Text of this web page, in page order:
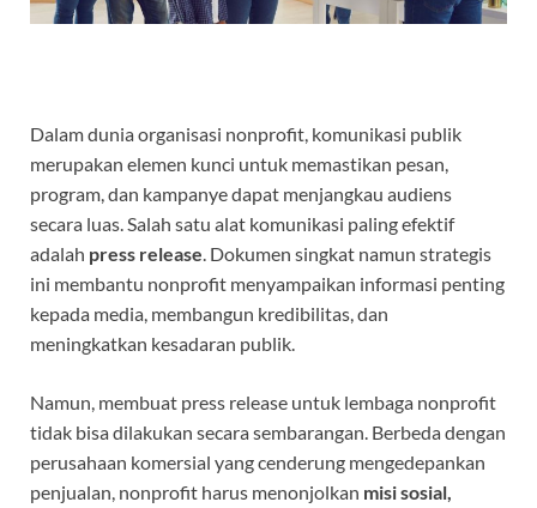
Dalam dunia organisasi nonprofit, komunikasi publik
merupakan elemen kunci untuk memastikan pesan,
program, dan kampanye dapat menjangkau audiens
secara luas. Salah satu alat komunikasi paling efektif
adalah press release . Dokumen singkat namun strategis
ini membantu nonprofit menyampaikan informasi penting
kepada media, membangun kredibilitas, dan
meningkatkan kesadaran publik.
Namun, membuat press release untuk lembaga nonprofit
tidak bisa dilakukan secara sembarangan. Berbeda dengan
perusahaan komersial yang cenderung mengedepankan
penjualan, nonprofit harus menonjolkan misi sosial,